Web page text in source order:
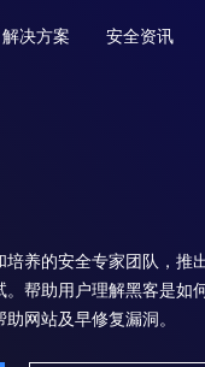
解决方案 安全资讯
养的安全专家团队，
帮助用户理解黑客是
网站及早修复漏洞。